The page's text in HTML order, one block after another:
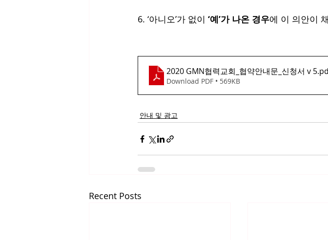
6. ‘아니오’가 없이 ‘예’가 나온 경우에 이 의안이
2020 GMN협력교회_협약안내문_신청서 v 5
Download PDF • 569KB
안내 및 광고
Recent Posts